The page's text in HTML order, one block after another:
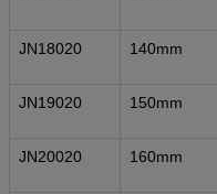
JN18020 140mm
JN19020 150mm
JN20020 160mm